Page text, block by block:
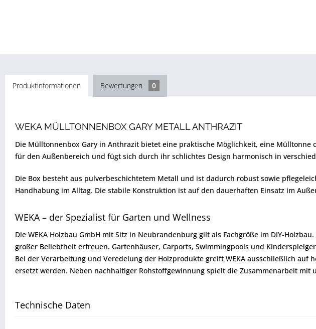
Produktinformationen Bewertungen 0
WEKA MÜLLTONNENBOX GARY METALL ANTHRAZIT
Die Mülltonnenbox Gary in Anthrazit bietet eine praktische Möglichkeit, eine
für den Außenbereich und fügt sich durch ihr schlichtes Design harmonisch in
Die Box besteht aus pulverbeschichtetem Metall und ist dadurch robust sowie
Handhabung im Alltag. Die stabile Konstruktion ist auf den dauerhaften Einsatz im
WEKA – der Spezialist für Garten und Wellness
Die WEKA Holzbau GmbH mit Sitz in Neubrandenburg gilt als Fachgröße im DIY-
großer Beliebtheit erfreuen. Gartenhäuser, Carports, Swimmingpools und
Bei der Verarbeitung und Veredelung der Holzprodukte greift WEKA ausschließlich
ersetzt werden. Neben nachhaltiger Rohstoffgewinnung spielt die Zusammenarbeit mit
Technische Daten